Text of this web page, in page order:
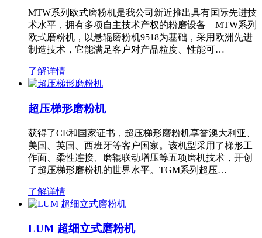
MTW系列欧式磨粉机是我公司新近推出具有国际先进技
术水平，拥有多项自主技术产权的粉磨设备—MTW系列
欧式磨粉机，以悬辊磨粉机9518为基础，采用欧洲先进
制造技术，它能满足客户对产品粒度、性能可…
了解详情
超压梯形磨粉机
获得了CE和国家证书，超压梯形磨粉机享誉澳大利亚、
美国、英国、西班牙等客户国家。该机型采用了梯形工
作面、柔性连接、磨辊联动增压等五项磨机技术，开创
了超压梯形磨粉机的世界水平。TGM系列超压…
了解详情
LUM 超细立式磨粉机